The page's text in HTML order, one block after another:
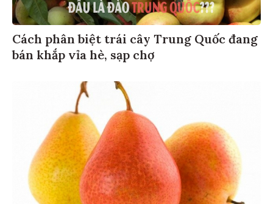
Cách phân biệt trái cây Trung Quốc đang
bán khắp vỉa hè, sạp chợ